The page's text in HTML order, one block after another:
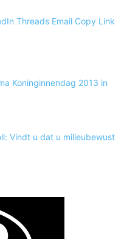
Threads Email Copy Link
Koninginnendag 2013 in
Vindt u dat u milieubewust